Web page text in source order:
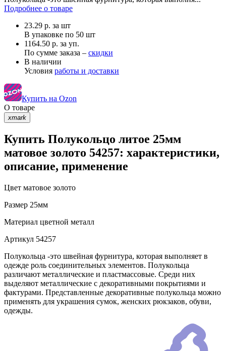
Подробнее о товаре
23.29 р. за шт
В упаковке по 50 шт
1164.50 р. за уп.
По сумме заказа – скидки
В наличии
Условия работы и доставки
Купить на Ozon
О товаре
xmark
Купить Полукольцо литое 25мм
матовое золото 54257: характеристики,
описание, применение
Цвет матовое золото
Размер 25мм
Материал цветной металл
Артикул 54257
Полукольца -это швейная фурнитура, которая выполняет в
одежде роль соединительных элементов. Полукольца
различают металлические и пластмассовые. Среди них
выделяют металлические с декоративными покрытиями и
фактурами. Представленные декоративные полукольца можно
применять для украшения сумок, женских рюкзаков, обуви,
одежды.